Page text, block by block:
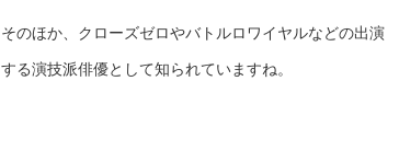
そのほか、クローズゼロやバトルロワイヤルなどの出演
する演技派俳優として知られていますね。